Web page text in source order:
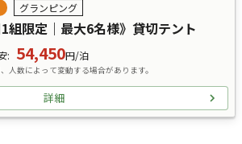
グランピング
1組限定｜最大6名様》貸切テント
: 54,450円/泊
人数によって変動する場合があります。
詳細